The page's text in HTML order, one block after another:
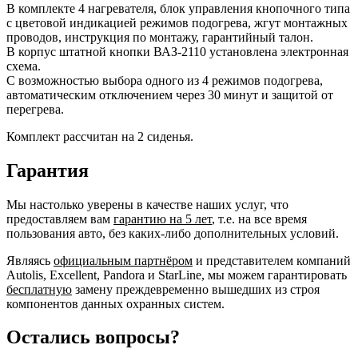
В комплекте 4 нагревателя, блок управления кнопочного типа
с цветовой индикацией режимов подогрева, жгут монтажных
проводов, инструкция по монтажу, гарантийный талон.
В корпус штатной кнопки ВАЗ-2110 установлена электронная
схема.
C возможностью выбора одного из 4 режимов подогрева,
автоматическим отключением через 30 минут и защитой от
перегрева.
Комплект рассчитан на 2 сиденья.
Гарантия
Мы настолько уверены в качестве наших услуг, что
предоставляем вам гарантию на 5 лет, т.е. на все время
пользования авто, без каких-либо дополнительных условий.
Являясь официальным партнёром и представителем компаний
Autolis, Excellent, Pandora и StarLine, мы можем гарантировать
бесплатную замену преждевременно вышедших из строя
компонентов данных охранных систем.
Остались вопросы?